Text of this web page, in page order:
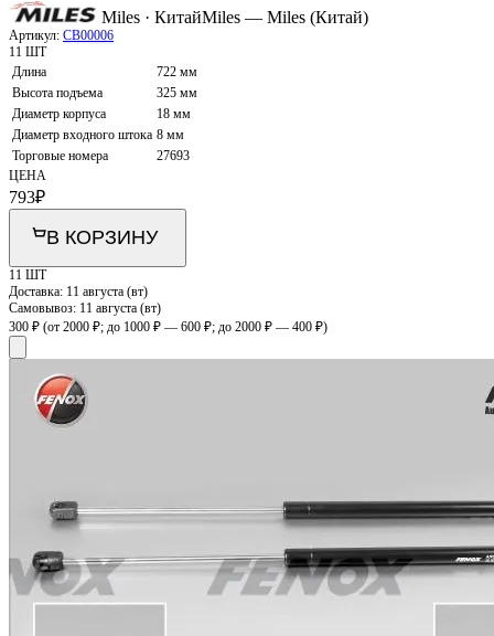
Miles · КитайMiles — Miles (Китай)
Артикул: CB00006
11 ШТ
Длина
722 мм
Высота подъема
325 мм
Диаметр корпуса
18 мм
Диаметр входного штока 8 мм
Торговые номера
27693
ЦЕНА
793₽
В КОРЗИНУ
11 ШТ
Доставка: 11 августа (вт)
Самовывоз: 11 августа (вт)
300 ₽ (от 2000 ₽; до 1000 ₽ — 600 ₽; до 2000 ₽ — 400 ₽)